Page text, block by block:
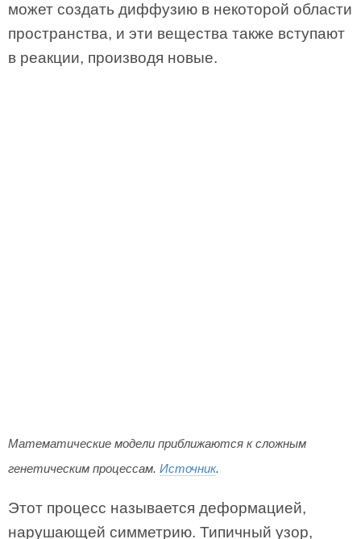
может создать диффузию в некоторой области
пространства, и эти вещества также вступают
в реакции, производя новые.
Математические модели приближаются к сложным
генетическим процессам. Источник.
Этот процесс называется деформацией,
нарушающей симметрию. Типичный узор,